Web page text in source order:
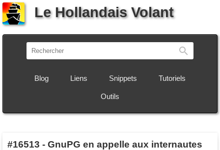
Le Hollandais Volant
Blog Liens Snippets Tutoriels
Outils
#16513 - GnuPG en appelle aux internautes